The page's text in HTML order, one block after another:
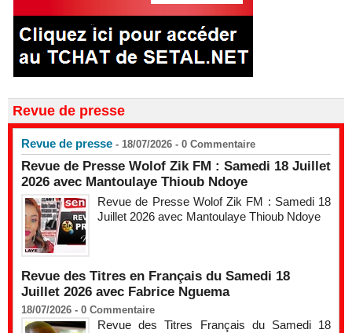
Revue de presse
Revue de presse - 18/07/2026 - 0 Commentaire
Revue de Presse Wolof Zik FM : Samedi 18 Juillet
2026 avec Mantoulaye Thioub Ndoye
Revue de Presse Wolof Zik FM : Samedi 18
Juillet 2026 avec Mantoulaye Thioub Ndoye
Revue des Titres en Français du Samedi 18
Juillet 2026 avec Fabrice Nguema
18/07/2026 - 0 Commentaire
Revue des Titres Français du Samedi 18